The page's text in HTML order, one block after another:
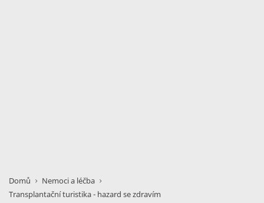
Domů
Nemoci a léčba
Transplantační turistika - hazard se zdravím